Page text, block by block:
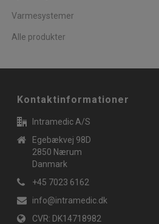
Varmesystemer
Alle produkter
Kontaktinformationer
Intramedic A/S
Egebækvej 98D
2850 Nærum
Danmark
+45 7023 6162
info@intramedic.dk
CVR: DK14718982